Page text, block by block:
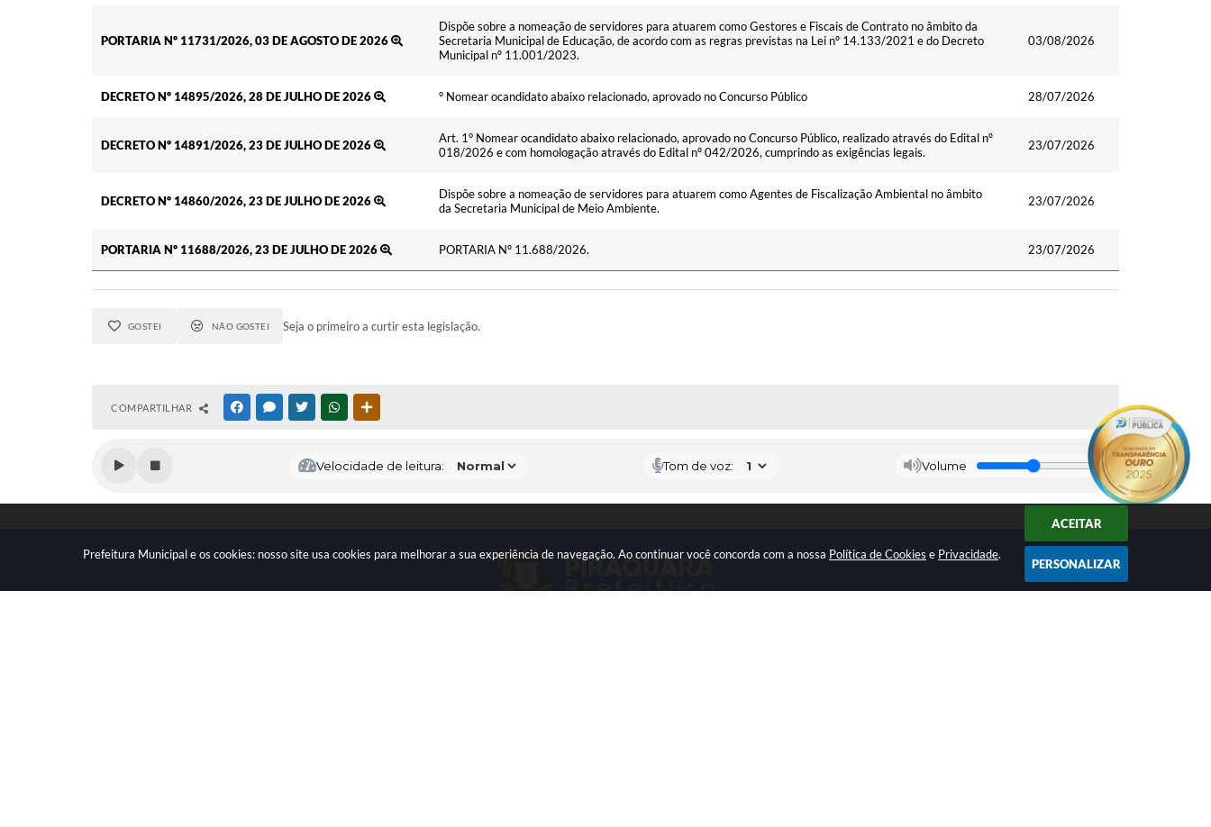
Prefeitura Municipal e os cookies: nosso site usa cookies para melhorar a sua experiência de navegação. Ao continuar você concorda com a nossa Política de Cookies e Privacidade.
ACEITAR
PERSONALIZAR
PORTARIA Nº 11731/2026, 03 DE AGOSTO DE 2026
Dispõe sobre a nomeação de servidores para atuarem como Gestores e Fiscais de Contrato no âmbito da
Secretaria Municipal de Educação, de acordo com as regras previstas na Lei nº 14.133/2021 e do Decreto
Municipal nº 11.001/2023.
03/08/2026
DECRETO Nº 14895/2026, 28 DE JULHO DE 2026 ° Nomear ocandidato abaixo relacionado, aprovado no Concurso Público 28/07/2026
DECRETO Nº 14891/2026, 23 DE JULHO DE 2026
Art. 1° Nomear ocandidato abaixo relacionado, aprovado no Concurso Público, realizado através do Edital nº
018/2026 e com homologação através do Edital nº 042/2026, cumprindo as exigências legais.
23/07/2026
DECRETO Nº 14860/2026, 23 DE JULHO DE 2026
Dispõe sobre a nomeação de servidores para atuarem como Agentes de Fiscalização Ambiental no âmbito
da Secretaria Municipal de Meio Ambiente.
23/07/2026
PORTARIA Nº 11688/2026, 23 DE JULHO DE 2026 PORTARIA Nº 11.688/2026. 23/07/2026
GOSTEI NÃO GOSTEI Seja o primeiro a curtir esta legislação.
COMPARTILHAR FACEBOOKMESSENGER
TWITTERWHATSAPP
Velocidade de leitura: Tom de voz: Volume